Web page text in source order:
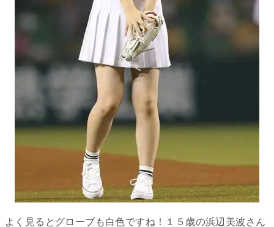
よく見るとグローブも白色ですね！１５歳の浜辺美波さん